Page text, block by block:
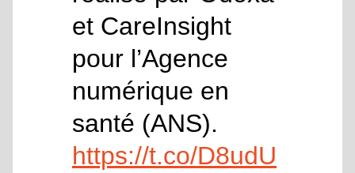
et CareInsight
pour l’Agence
numérique en
santé (ANS).
https://t.co/D8udU